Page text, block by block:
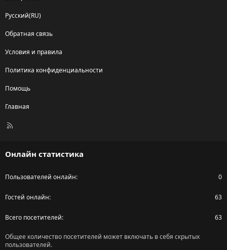
Русский(RU)
Обратная связь
Условия и правила
Политика конфиденциальности
Помощь
Главная
R
Онлайн статистика
Пользователей онлайн 0
Гостей онлайн 63
Всего посетителей 63
Общее количество посетителей может включать в себя скрытых
пользователей.